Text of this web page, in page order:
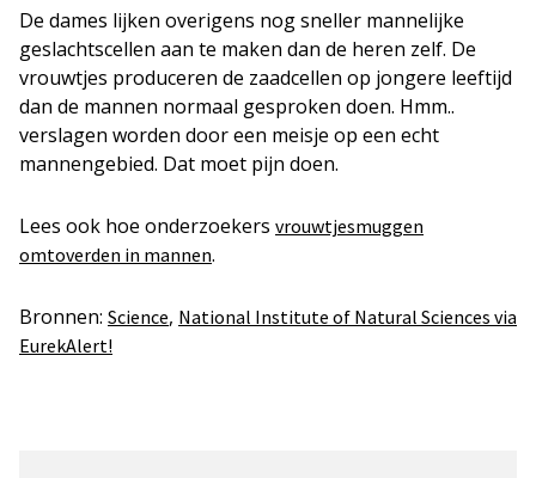
De dames lijken overigens nog sneller mannelijke
geslachtscellen aan te maken dan de heren zelf. De
vrouwtjes produceren de zaadcellen op jongere leeftijd
dan de mannen normaal gesproken doen. Hmm..
verslagen worden door een meisje op een echt
mannengebied. Dat moet pijn doen.
Lees ook hoe onderzoekers vrouwtjesmuggen
omtoverden in mannen.
Bronnen: Science, National Institute of Natural Sciences via
EurekAlert!